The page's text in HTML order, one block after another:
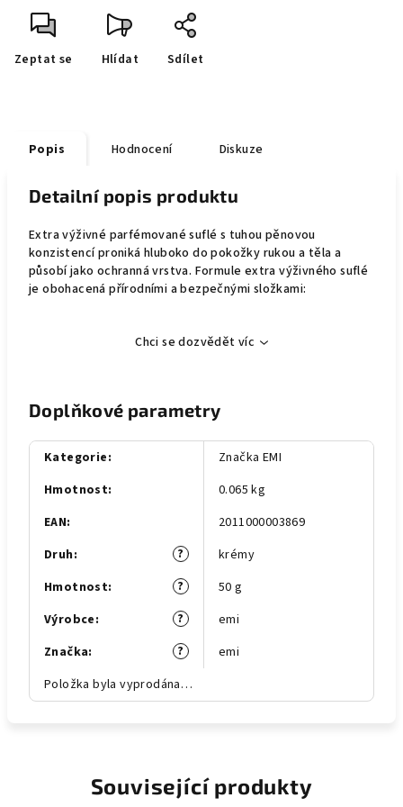
Zeptat se Hlídat Sdílet
Popis Hodnocení Diskuze
Detailní popis produktu
Extra výživné parfémované suflé s tuhou pěnovou
konzistencí proniká hluboko do pokožky rukou a těla a
působí jako ochranná vrstva. Formule extra výživného suflé
je obohacená přírodními a bezpečnými složkami:
Chci se dozvědět víc
Doplňkové parametry
Kategorie:
Značka EMI
Hmotnost:
0.065 kg
EAN:
2011000003869
?
Druh:
krémy
?
Hmotnost:
50 g
?
Výrobce:
emi
?
Značka:
emi
Položka byla vyprodána…
Související produkty